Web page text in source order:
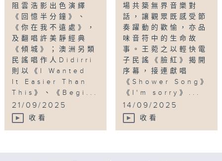
阻雲浩影出色演繹
《回憶半分鐘》、
《你在我不遠處》，
及翻唱許美靜經典
《傾城》；澳洲另類
民謠唱作人Didirri
則以《I Wanted
It Easier Than
This》、《Begi...
21/09/2025
收看
場共築無界音樂對
話，讓觀眾既感受節
奏躍動的歡愉，亦品
味音符中的生命故
事。王菀之以輕快電
子民謠《臉紅》揭開
序幕，接連獻唱
《Shower Song》
《I'm sorry》...
14/09/2025
收看